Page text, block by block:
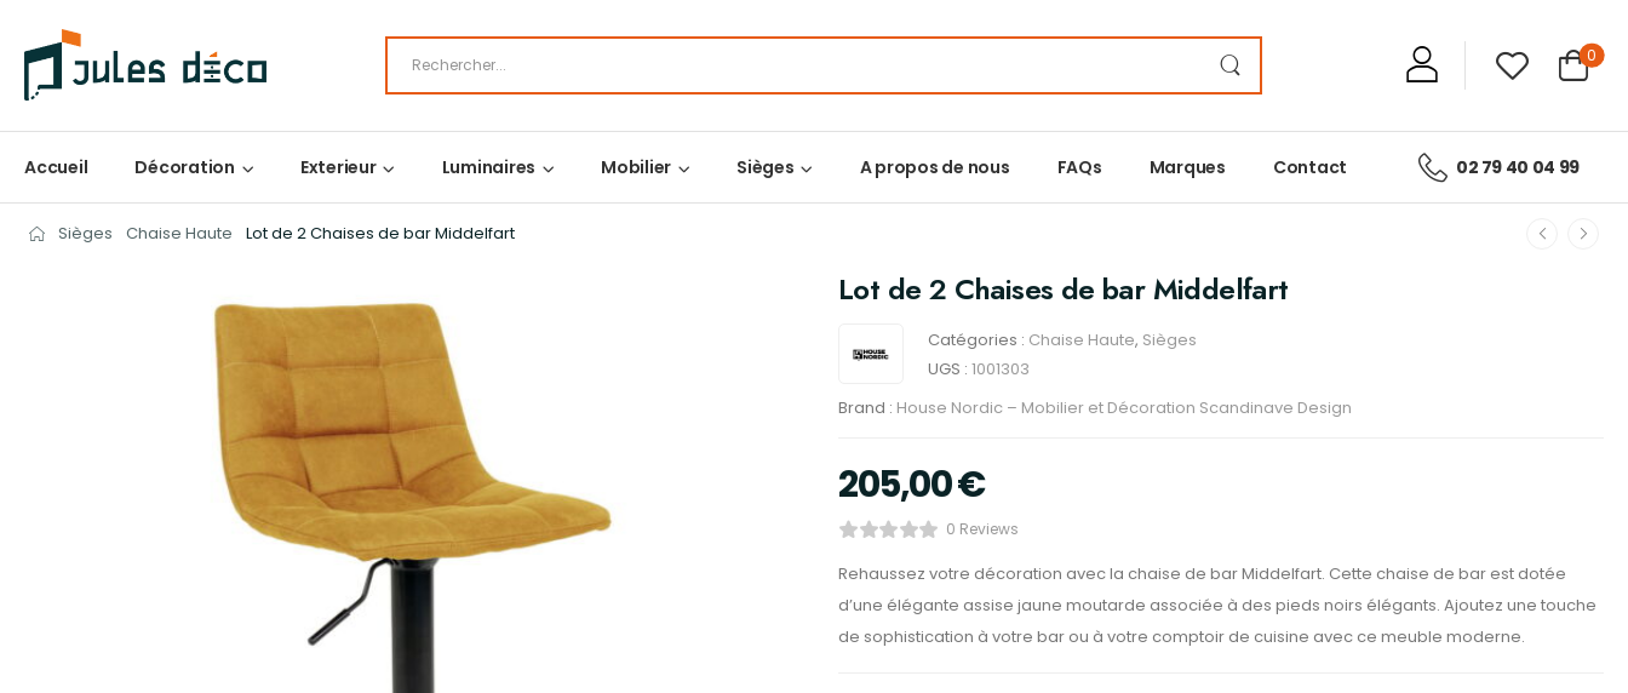
0
Accueil Décoration Exterieur Luminaires Mobilier Sièges A propos de nous FAQs Marques Contact 02 79 40 04 99
Sièges Chaise Haute Lot de 2 Chaises de bar Middelfart
Lot de 2 Chaises de bar Middelfart
Catégories : Chaise Haute, Sièges
UGS : 1001303
Brand : House Nordic – Mobilier et Décoration Scandinave Design
205,00€
0 Reviews
Rehaussez votre décoration avec la chaise de bar Middelfart. Cette chaise de bar est dotée
d’une élégante assise jaune moutarde associée à des pieds noirs élégants. Ajoutez une touche
de sophistication à votre bar ou à votre comptoir de cuisine avec ce meuble moderne.